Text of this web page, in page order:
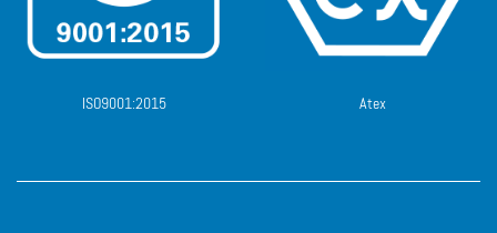
ISO9001:2015 Atex